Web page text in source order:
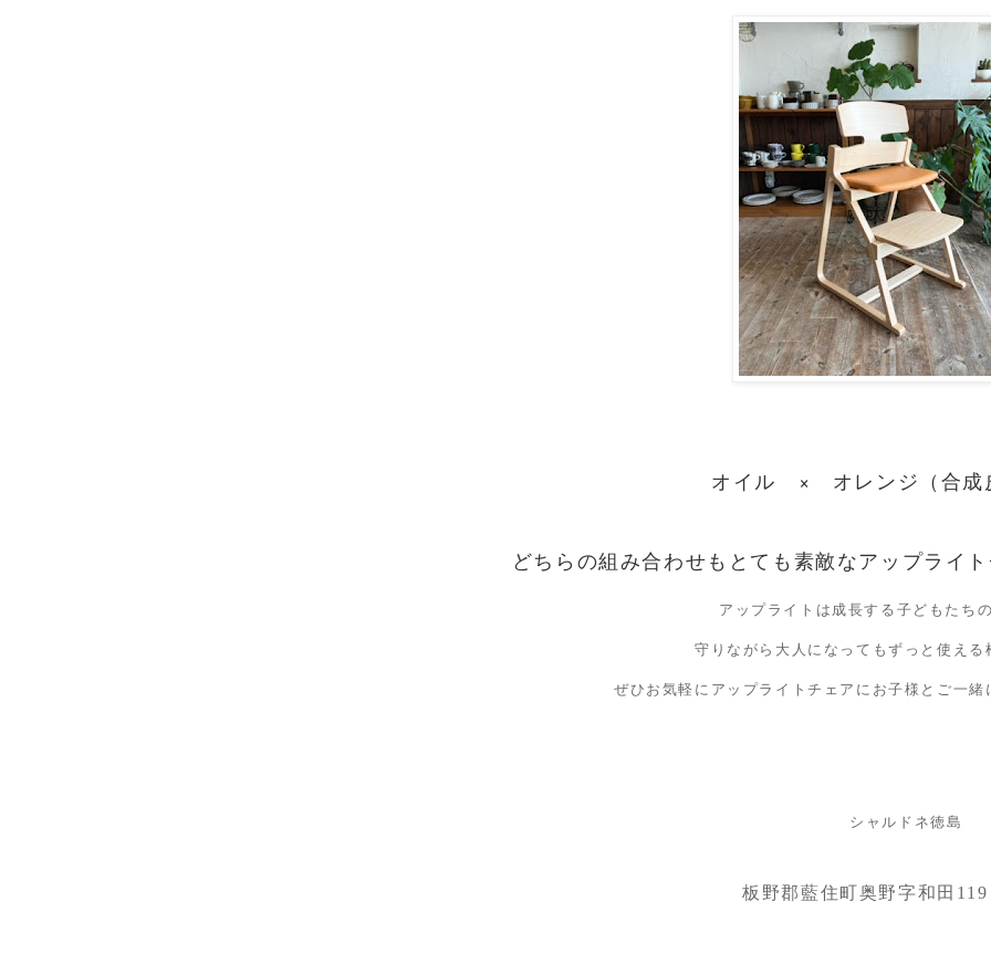
オイル × オレンジ（合成
どちらの組み合わせもとても素敵なアップライ
アップライトは成長する子どもたち
守りながら大人になってもずっと使える
ぜひお気軽にアップライトチェアにお子様とご一
シャルドネ徳島
板野郡藍住町奥野字和田